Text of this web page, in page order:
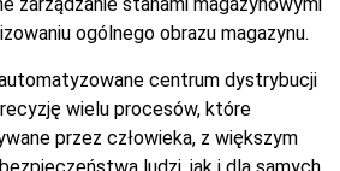
ogólnego obrazu magazynu.
centrum dystrybucji
wielu procesów, które
przez człowieka, z większym
ludzi, jak i dla samych